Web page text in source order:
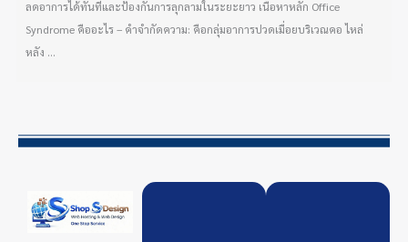
ลดอาการได้ทันทีและป้องกันการลุกลามในระยะยาว เนื้อหาหลัก Office
Syndrome คืออะไร – คำจำกัดความ: คือกลุ่มอาการปวดเมื่อยบริเวณคอ ไหล่
หลัง ...